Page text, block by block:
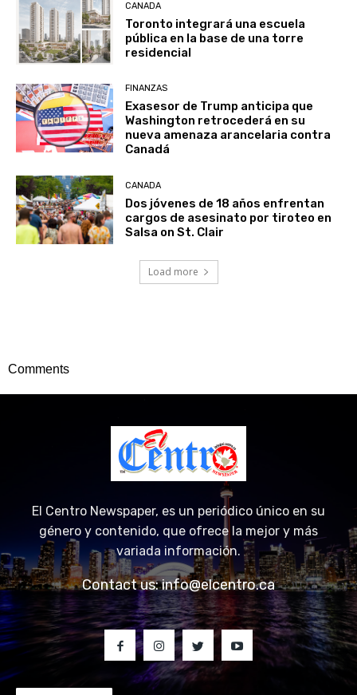
CANADA
Toronto integrará una escuela
pública en la base de una torre
residencial
FINANZAS
Exasesor de Trump anticipa que
Washington retrocederá en su
nueva amenaza arancelaria contra
Canadá
CANADA
Dos jóvenes de 18 años enfrentan
cargos de asesinato por tiroteo en
Salsa on St. Clair
Load more
Comments
El Centro Newspaper, es un periódico único en su
género y contenido, que ofrece la mejor y más
variada información.
Contact us:info@elcentro.ca